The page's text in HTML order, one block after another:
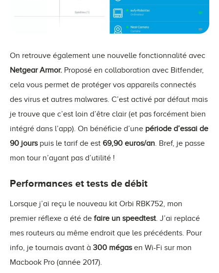
On retrouve également une nouvelle fonctionnalité avec
Netgear Armor. Proposé en collaboration avec Bitfender,
cela vous permet de protéger vos appareils connectés
des virus et autres malwares. C’est activé par défaut mais
je trouve que c’est loin d’être clair (et pas forcément bien
intégré dans l’app). On bénéficie d’une période d’essai de
90 jourspuis le tarif de est 69,90 euros/an . Bref, je passe
mon tour n’ayant pas d’utilité !
Performances et tests de débit
Lorsque j’ai reçu le nouveau kit Orbi RBK752, mon
premier réflexe a été de faire un speedtest . J’ai replacé
mes routeurs au même endroit que les précédents. Pour
info, je tournais avant à 300 mégasen Wi-Fi sur mon
Macbook Pro (année 2017).